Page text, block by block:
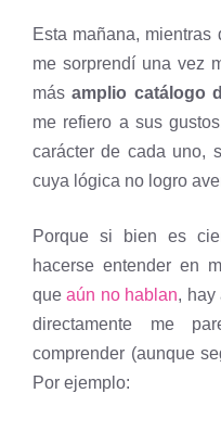
Esta mañana,
me sorprendí una vez
másamplio catálogo
me refiero a sus
carácter de cada uno,
cuya lógica no logro
Porque si bien es
hacerse entender en
queaún no hablan, hay
directamente me
comprender (aunque
Por ejemplo: